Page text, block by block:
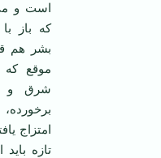
است و
که باز
بشر هم
موقع
شرق و
امتزاج
تازه